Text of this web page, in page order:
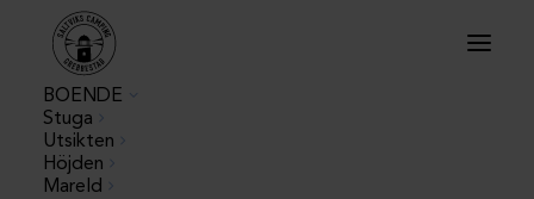
BOENDE
Stuga
Utsikten
Höjden
Mareld